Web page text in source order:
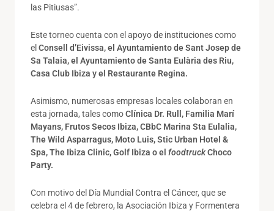
las Pitiusas”.
Este torneo cuenta con el apoyo de instituciones como
el Consell d’Eivissa, el Ayuntamiento de Sant Josep de
Sa Talaia, el Ayuntamiento de Santa Eulària des Riu,
Casa Club Ibiza y el Restaurante Regina.
Asimismo, numerosas empresas locales colaboran en
esta jornada, tales comoClínica Dr. Rull, Familia Marí
Mayans, Frutos Secos Ibiza, CBbC Marina Sta Eulalia,
The Wild Asparragus, Moto Luis, Stic Urban Hotel &
Spa, The Ibiza Clinic, Golf Ibiza o el foodtruckChoco
Party.
Con motivo del Día Mundial Contra el Cáncer, que se
celebra el 4 de febrero, la Asociación Ibiza y Formentera